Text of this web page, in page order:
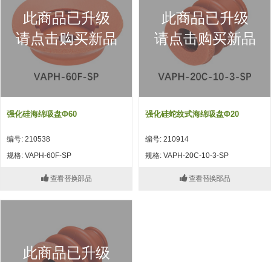
此商品已升级
请点击购买新品
强化硅海绵吸盘Φ60
编号: 210538
规格: VAPH-60F-SP
查看替换部品
此商品已升级
请点击购买新品
强化硅蛇纹式海绵吸盘Φ20
编号: 210914
规格: VAPH-20C-10-3-SP
查看替换部品
此商品已升级
限位模组 (4)
立体框架SUS方钢・方钢端盖・
连接金具 (15)
STAR传感器 (0)
限位开关 (2)
微型开关・限位开关 (6)
L型安装版(限位开关用) (4)
自动开关(有接点・无接点) (1)
光电传感器 (2)
光电区域传感器 (1)
AND基板 (4)
微型气缸用配件
矩形气缸用配件
水口夹具
机能夹具
缓冲材料
吸盘(嵌入式)
吸盘(附海绵)